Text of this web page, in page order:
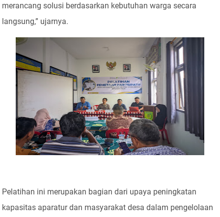
merancang solusi berdasarkan kebutuhan warga secara
langsung,” ujarnya.
Pelatihan ini merupakan bagian dari upaya peningkatan
kapasitas aparatur dan masyarakat desa dalam pengelolaan